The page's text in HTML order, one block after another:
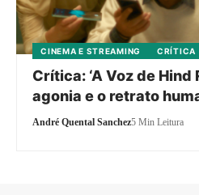
CINEMA E STREAMING CRÍTICA
Crítica: ‘A Voz de Hind
agonia e o retrato
André Quental Sanchez5 Min Leitura